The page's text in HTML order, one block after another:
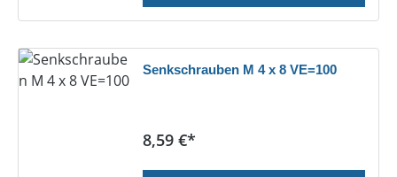
Senkschrauben M 4 x 8 VE=100
Regulärer Preis:
8,59 €*